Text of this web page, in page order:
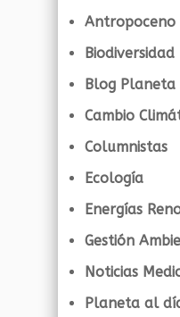
Antropoceno
Biodiversidad
Blog Planeta
Cambio
Columnistas
Ecología
Energías
Gestión
Noticias
Planeta al